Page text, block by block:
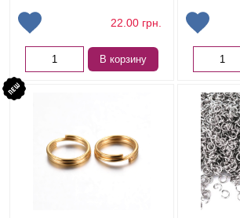
22.00 грн.
В корзину